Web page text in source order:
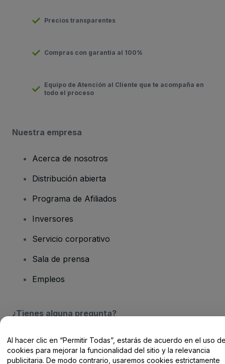
Precios transparentes
Compras con garantía al 100%
Equipo de Atención al Cliente que te acompaña en
todo el proceso
Nuestra empresa
Acerca de nosotros
Distribución abierta
Programa de Afiliados
Inversores
Servicio corporativo
Sala de prensa
Empleos
¿Tienes alguna pregunta?
Centro de Ayuda / Contacto
Al hacer clic en “Permitir Todas”, estarás de acuerdo en el uso
cookies para mejorar la funcionalidad del sitio y la relevancia
publicitaria. De modo contrario, usaremos cookies estrictamente